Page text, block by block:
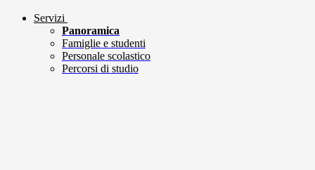
Servizi
Panoramica
Famiglie e studenti
Personale scolastico
Percorsi di studio